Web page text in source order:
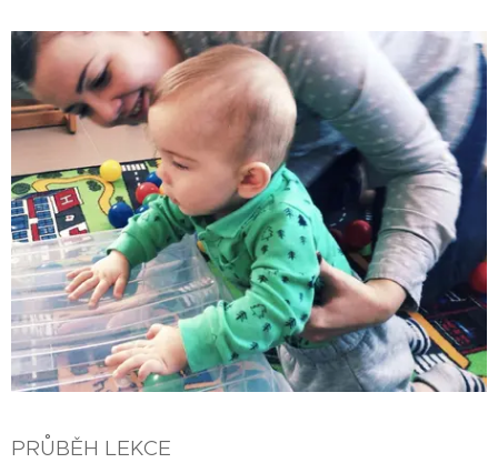
PRŮBĚH LEKCE